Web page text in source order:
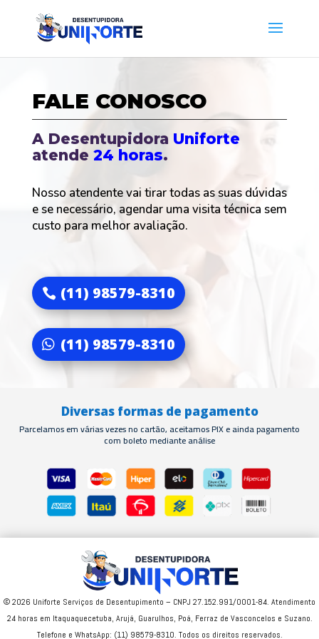
FALE CONOSCO
A Desentupidora Uniforte
atende 24 horas.
Nosso atendente vai tirar todas as suas dúvidas
e se necessário, agendar uma visita técnica sem
custo para melhor avaliação.
(11) 98579-8310
(11) 98579-8310
Diversas formas de pagamento
Parcelamos em várias vezes no cartão, aceitamos PIX e ainda pagamento
com boleto mediante análise
© 2026 Uniforte Serviços de Desentupimento – CNPJ 27.152.991/0001-84. Atendimento
24 horas em Itaquaquecetuba, Arujá, Guarulhos, Poá, Ferraz de Vasconcelos e Suzano.
Telefone e WhatsApp: (11) 98579-8310. Todos os direitos reservados.